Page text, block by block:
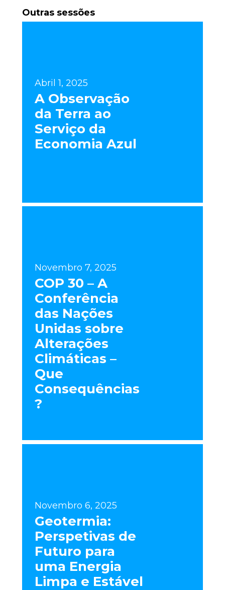
Outras sessões
Abril 1, 2025
A Observação
da Terra ao
Serviço da
Economia Azul
Novembro 7, 2025
COP 30 – A
Conferência
das Nações
Unidas sobre
Alterações
Climáticas –
Que
Consequências
?
Novembro 6, 2025
Geotermia:
Perspetivas de
Futuro para
uma Energia
Limpa e Estável